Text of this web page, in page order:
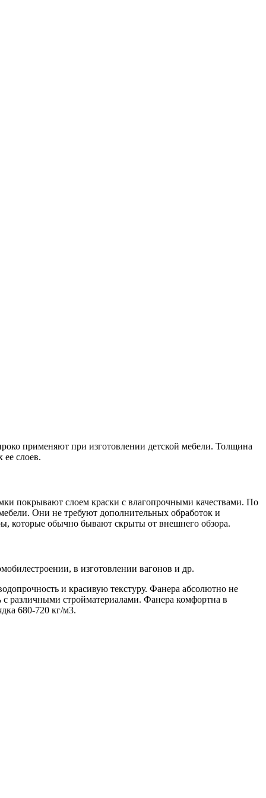
применяют при изготовлении детской мебели. Толщина
слоев.
покрывают слоем краски с влагопрочными качествами. По
Они не требуют дополнительных обработок и
которые обычно бывают скрыты от внешнего обзора.
в изготовлении вагонов и др.
и красивую текстуру. Фанера абсолютно не
различными стройматериалами. Фанера комфортна в
680-720 кг/м3.